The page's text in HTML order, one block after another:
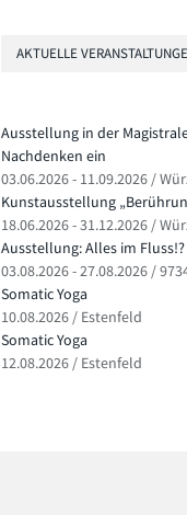
AKTUELLE
Ausstellung in der
Nachdenken ein
03.06.2026 - 11.09.2026 /
Kunstausstellung
18.06.2026 - 31.12.2026 /
Ausstellung: Alles im
03.08.2026 - 27.08.2026 /
Somatic Yoga
10.08.2026 / Estenfeld
Somatic Yoga
12.08.2026 / Estenfeld